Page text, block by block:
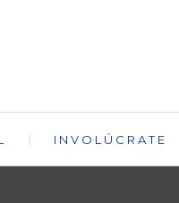
INVOLÚCRATE